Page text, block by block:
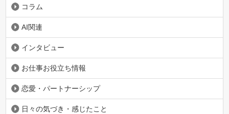
コラム
AI関連
インタビュー
お仕事お役立ち情報
恋愛・パートナーシップ
日々の気づき・感じたこと